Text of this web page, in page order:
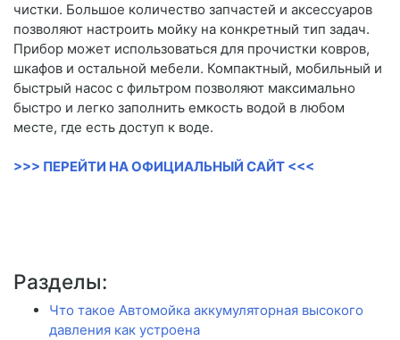
чистки. Большое количество запчастей и аксессуаров
позволяют настроить мойку на конкретный тип задач.
Прибор может использоваться для прочистки ковров,
шкафов и остальной мебели. Компактный, мобильный и
быстрый насос с фильтром позволяют максимально
быстро и легко заполнить емкость водой в любом
месте, где есть доступ к воде.
>>> ПЕРЕЙТИ НА ОФИЦИАЛЬНЫЙ САЙТ <<<
Разделы:
Что такое Автомойка аккумуляторная высокого
давления как устроена